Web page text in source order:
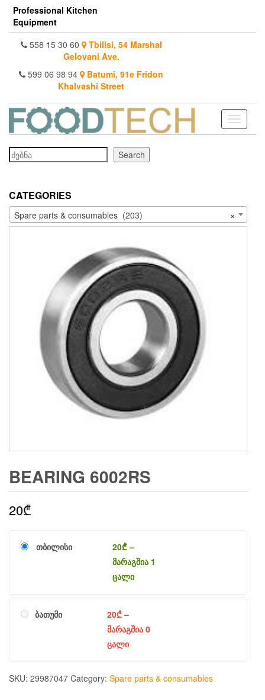
Skip
the
content
Professional Kitchen
Equipment
558 15 30 60
Tbilisi, 54 Marshal
Gelovani Ave.
599 06 98 94
Batumi, 91e Fridon
Khalvashi Street
Toggle
Search
Search
CATEGORIES
×
Spare parts & consumables (203)
BEARING 6002RS
20₾
თბილისი 20₾–
მარაგშია 1
ცალი
ბათუმი 20₾–
მარაგშია 0
ცალი
SKU: 29987047 Category: Spare parts & consumables